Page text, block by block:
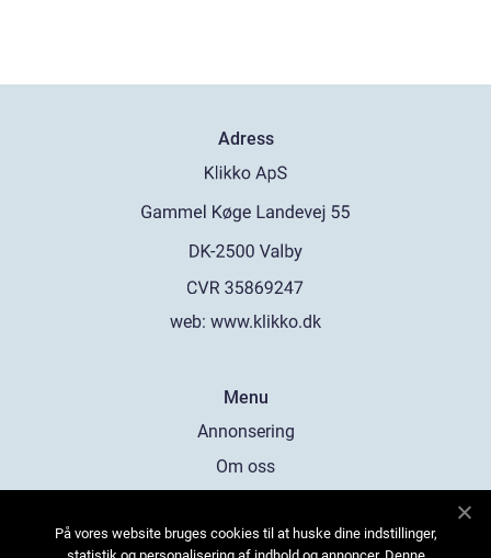
Adress
web: www.klikko.dk
Menu
Annonsering
Om oss
Kontakta oss
På vores website bruges cookies til at huske dine indstillinger,